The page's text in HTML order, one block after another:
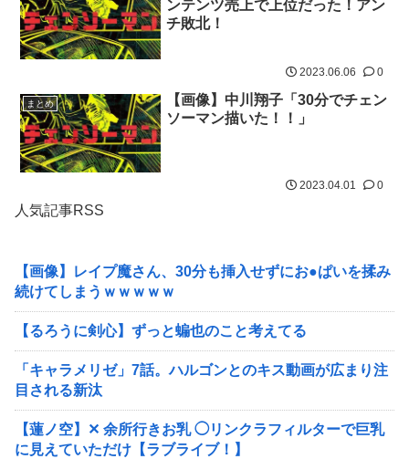
ンテンツ売上で上位だった！アン
チ敗北！
2023.06.06 0
まとめ
【画像】中川翔子「30分でチェン
ソーマン描いた！！」
2023.04.01 0
人気記事RSS
【画像】レイプ魔さん、30分も挿入せずにお●ぱいを揉み
続けてしまうｗｗｗｗｗ
【るろうに剣心】ずっと蝙也のこと考えてる
「キャラメリゼ」7話。ハルゴンとのキス動画が広まり注
目される新汰
【蓮ノ空】✕ 余所行きお乳 ◯リンクラフィルターで巨乳
に見えていただけ【ラブライブ！】